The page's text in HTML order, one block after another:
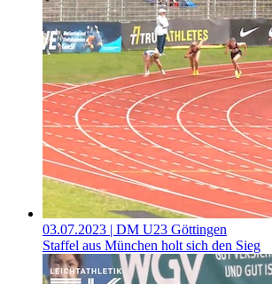
03.07.2023 | DM U23 Göttingen
Staffel aus München holt sich den Sieg